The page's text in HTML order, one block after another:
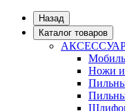
Назад
Каталог товаров
Ножи и